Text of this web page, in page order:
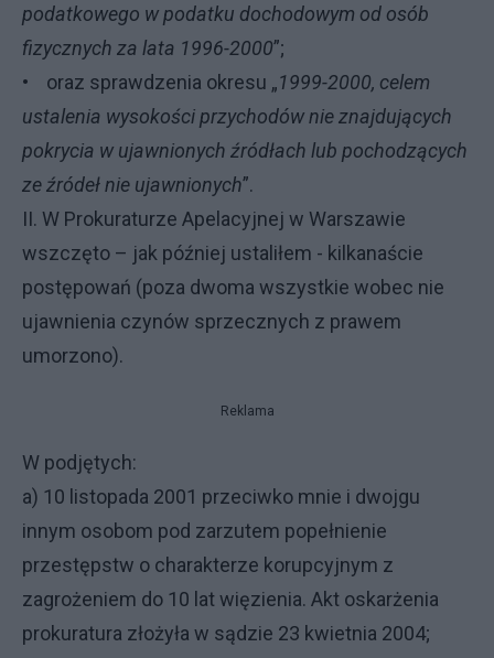
podatkowego w podatku dochodowym od osób
fizycznych za lata 1996-2000”;
• oraz sprawdzenia okresu „1999-2000, celem
ustalenia wysokości przychodów nie znajdujących
pokrycia w ujawnionych źródłach lub pochodzących
ze źródeł nie ujawnionych”.
II. W Prokuraturze Apelacyjnej w Warszawie
wszczęto – jak później ustaliłem - kilkanaście
postępowań (poza dwoma wszystkie wobec nie
ujawnienia czynów sprzecznych z prawem
umorzono).
Reklama
W podjętych:
a) 10 listopada 2001 przeciwko mnie i dwojgu
innym osobom pod zarzutem popełnienie
przestępstw o charakterze korupcyjnym z
zagrożeniem do 10 lat więzienia. Akt oskarżenia
prokuratura złożyła w sądzie 23 kwietnia 2004;